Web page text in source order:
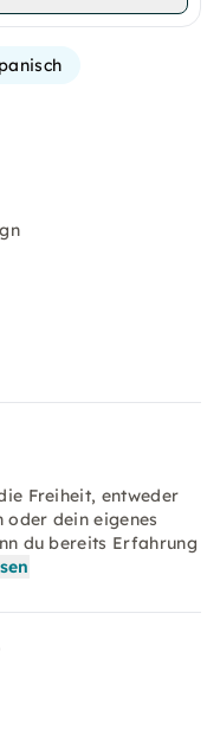
Freiheit, entweder
dein eigenes
du bereits Erfahrung